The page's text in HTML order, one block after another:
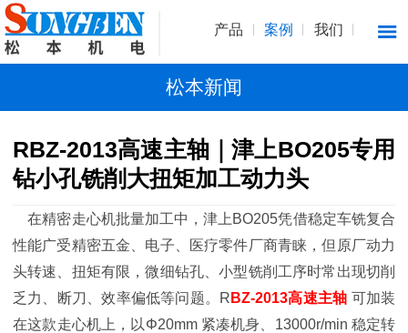
产品 案例 我们
松本新闻
RBZ-2013高速主轴｜津上BO205专用
钻小孔铣削大扭矩加工动力头
在精密走心机批量加工中，津上BO205凭借稳定车铣复合
性能广受精密五金、电子、医疗零件厂商青睐，但原厂动力
头转速、扭矩有限，微细钻孔、小型铣削工序时常出现切削
乏力、断刀、效率偏低等问题。R BZ-2013高速主轴 可加装
在这款走心机上，以Φ20mm 紧凑机身、13000r/min 稳定转